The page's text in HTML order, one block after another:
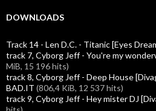
DOWNLOADS
Track 14 - Len D.C. - Titanic [Eyes
track 7, Cyborg Jeff - You're my
MiB, 15 196 hits)
track 8, Cyborg Jeff - Deep House
BAD.IT (806,4 KiB, 12 537 hits)
track 9, Cyborg Jeff - Hey mister DJ